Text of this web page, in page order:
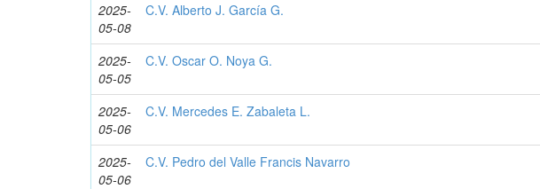
2025-
05-08
C.V. Alberto J. García G.
2025-
05-05
C.V. Oscar O. Noya G.
2025-
05-06
C.V. Mercedes E. Zabaleta L.
2025-
05-06
C.V. Pedro del Valle Francis Navarro